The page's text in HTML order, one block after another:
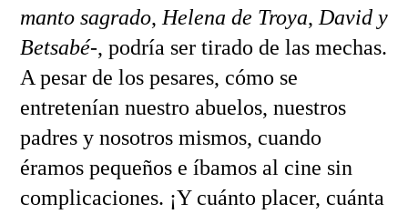
manto sagrado, Helena de Troya, David y
Betsabé-, podría ser tirado de las mechas.
A pesar de los pesares, cómo se
entretenían nuestro abuelos, nuestros
padres y nosotros mismos, cuando
éramos pequeños e íbamos al cine sin
complicaciones. ¡Y cuánto placer, cuánta